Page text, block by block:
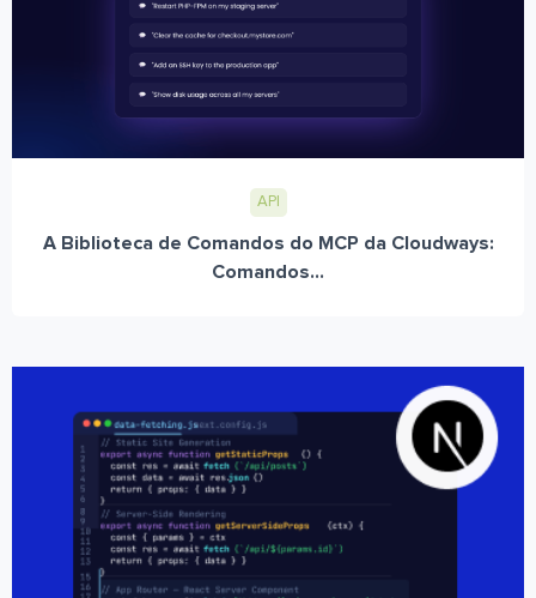
API
A Biblioteca de Comandos do MCP da Cloudways:
Comandos...